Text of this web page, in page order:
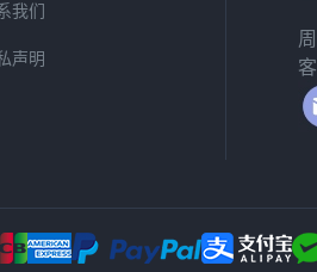
我们
声明